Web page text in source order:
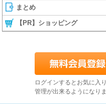
まとめ
【PR】ショッピング
ログインするとお気に入
管理が出来るようになり